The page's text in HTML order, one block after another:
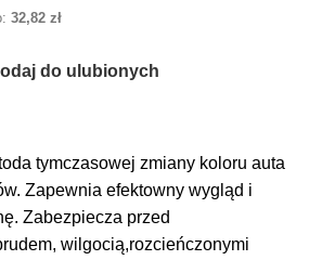
32,82 zł
do ulubionych
tymczasowej zmiany koloru auta
Zapewnia efektowny wygląd i
Zabezpiecza przed
wilgocią,rozcieńczonymi